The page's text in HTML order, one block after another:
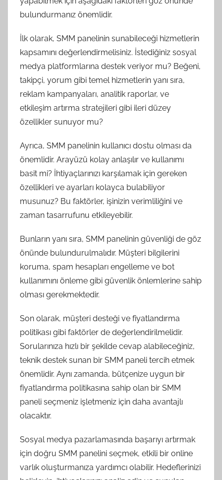
bulundurmanız önemlidir.
İlk olarak, SMM panelinin sunabileceği hizmetlerin
kapsamını değerlendirmelisiniz. İstediğiniz sosyal
medya platformlarına destek veriyor mu? Beğeni,
takipçi, yorum gibi temel hizmetlerin yanı sıra,
reklam kampanyaları, analitik raporlar, ve
etkileşim artırma stratejileri gibi ileri düzey
özellikler sunuyor mu?
Ayrıca, SMM panelinin kullanıcı dostu olması da
önemlidir. Arayüzü kolay anlaşılır ve kullanımı
basit mi? İhtiyaçlarınızı karşılamak için gereken
özellikleri ve ayarları kolayca bulabiliyor
musunuz? Bu faktörler, işinizin verimliliğini ve
zaman tasarrufunu etkileyebilir.
Bunların yanı sıra, SMM panelinin güvenliği de göz
önünde bulundurulmalıdır. Müşteri bilgilerini
koruma, spam hesapları engelleme ve bot
kullanımını önleme gibi güvenlik önlemlerine sahip
olması gerekmektedir.
Son olarak, müşteri desteği ve fiyatlandırma
politikası gibi faktörler de değerlendirilmelidir.
Sorularınıza hızlı bir şekilde cevap alabileceğiniz,
teknik destek sunan bir SMM paneli tercih etmek
önemlidir. Aynı zamanda, bütçenize uygun bir
fiyatlandırma politikasına sahip olan bir SMM
paneli seçmeniz işletmeniz için daha avantajlı
olacaktır.
Sosyal medya pazarlamasında başarıyı artırmak
için doğru SMM panelini seçmek, etkili bir online
varlık oluşturmanıza yardımcı olabilir. Hedeflerinizi